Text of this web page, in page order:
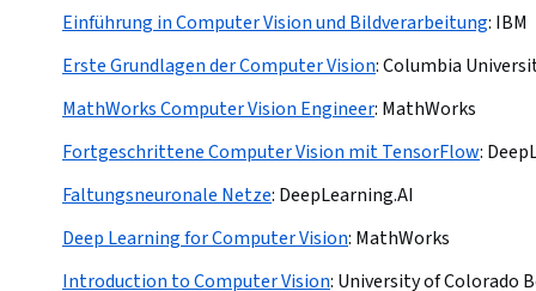
Einführung in Computer Vision und Bildverarbeitung: IBM
Erste Grundlagen der Computer Vision:Columbia
MathWorks Computer Vision Engineer: MathWorks
Fortgeschrittene Computer Vision mit TensorFlow:
Faltungsneuronale Netze: DeepLearning.AI
Deep Learning for Computer Vision: MathWorks
Introduction to Computer Vision: University of Colorado